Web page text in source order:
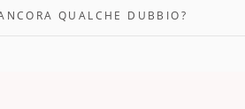
QUALCHE DUBBIO?